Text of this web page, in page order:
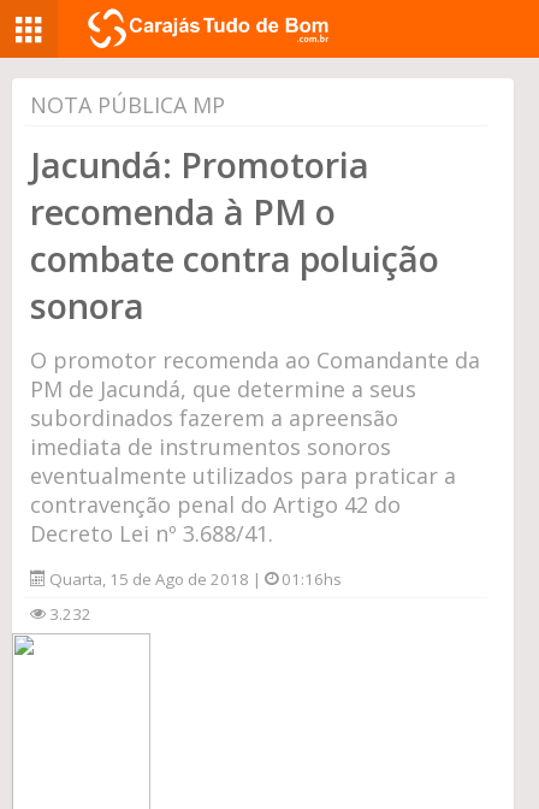
NOTA PÚBLICA MP
Jacundá: Promotoria
recomenda à PM o
combate contra poluição
sonora
O promotor recomenda ao Comandante da
PM de Jacundá, que determine a seus
subordinados fazerem a apreensão
imediata de instrumentos sonoros
eventualmente utilizados para praticar a
contravenção penal do Artigo 42 do
Decreto Lei nº 3.688/41.
Quarta, 15 de Ago de 2018 |
01:16hs
3.232